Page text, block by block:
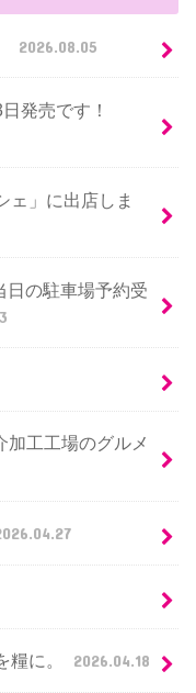
2026.08.05
発売です！
ェ」に出店しま
日の駐車場予約受
加工工場のグルメ
糧に。 2026.04.18